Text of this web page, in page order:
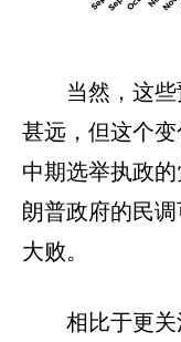
当然，这
甚远，但这个
中期选举执政
朗普政府的民
大败。
相比于更关